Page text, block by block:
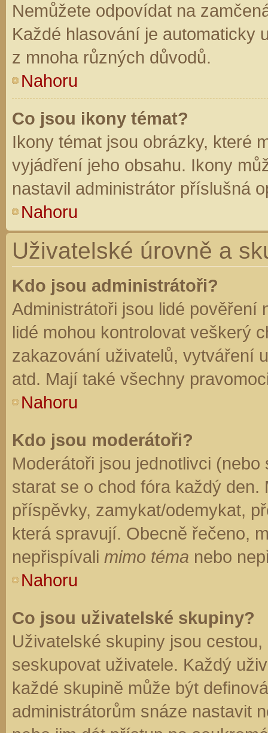
Nemůžete odpovídat na
Každé hlasování je automaticky
z mnoha různých důvodů.
Nahoru
Co jsou ikony témat?
Ikony témat jsou obrázky, které
vyjádření jeho obsahu. Ikony
nastavil administrátor příslušná
Nahoru
Uživatelské úrovně a
Kdo jsou administrátoři?
Administrátoři jsou lidé pověření
lidé mohou kontrolovat veškerý
zakazování uživatelů, vytváření
atd. Mají také všechny
Nahoru
Kdo jsou moderátoři?
Moderátoři jsou jednotlivci
starat se o chod fóra každý
příspěvky, zamykat/odemykat,
která spravují. Obecně řečeno,
nepřispívali mimo téma nebo
Nahoru
Co jsou uživatelské skupiny?
Uživatelské skupiny jsou
seskupovat uživatele. Každý
každé skupině může být
administrátorům snáze nastavit